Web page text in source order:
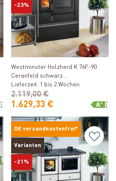
-23%
Produkt ansehen
Westminster Holzherd K 76F-90
Ceranfeld schwarz
Rauchrohranschluss rechts
Lieferzeit: 1 bis 2 Wochen
1.629,33 €
2.119,00 €
DE versandkostenfrei*
Varianten
-21%